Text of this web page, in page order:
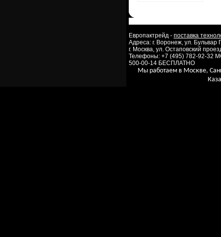
Европактрейд - поставка
Адреса: г. Воронеж, ул.
г. Москва, ул. Остаповский
Телефоны: +7 (495) 782-92-32
500-00-14 БЕСПЛАТНО
Мы работаем в Москве,